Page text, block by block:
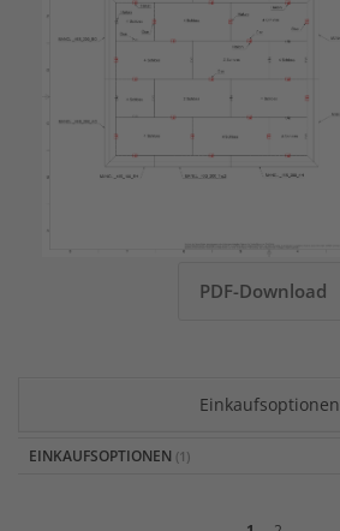
PDF-Download
Einkaufsoptionen
EINKAUFSOPTIONEN
Seite